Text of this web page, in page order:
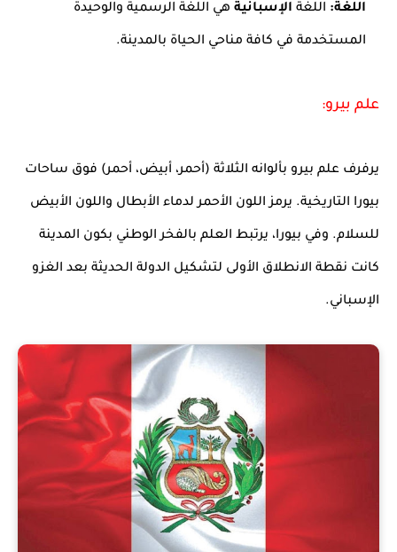
اللغة: اللغة الإسبانية هي اللغة الرسمية والوحيدة
المستخدمة في كافة مناحي الحياة بالمدينة.
علم بيرو:
يرفرف علم بيرو بألوانه الثلاثة (أحمر، أبيض، أحمر) فوق ساحات
بيورا التاريخية. يرمز اللون الأحمر لدماء الأبطال واللون الأبيض
للسلام. وفي بيورا، يرتبط العلم بالفخر الوطني بكون المدينة
كانت نقطة الانطلاق الأولى لتشكيل الدولة الحديثة بعد الغزو
الإسباني.